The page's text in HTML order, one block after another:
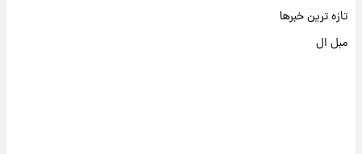
تازه ترین خبرها
مبل ال